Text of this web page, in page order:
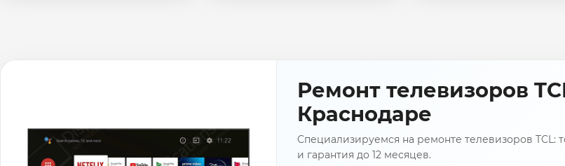
Ремонт телевизоров
Краснодаре
Специализируемся на ремонте телевизоров TCL:
и гарантия до 12 месяцев.